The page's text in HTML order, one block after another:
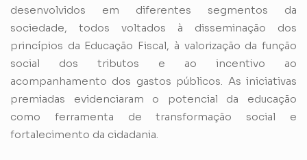
desenvolvidos em diferentes segmentos da
sociedade, todos voltados à disseminação dos
princípios da Educação Fiscal, à valorização da função
social dos tributos e ao incentivo ao
acompanhamento dos gastos públicos. As iniciativas
premiadas evidenciaram o potencial da educação
como ferramenta de transformação social e
fortalecimento da cidadania.